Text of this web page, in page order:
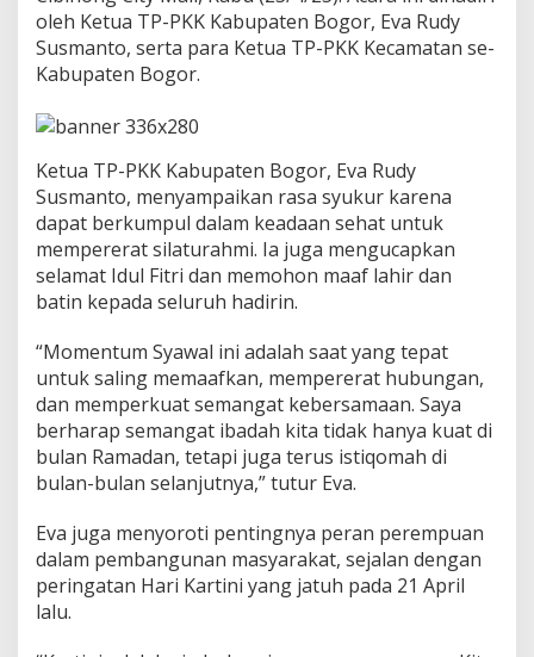
i
l
h
m
i
d
a
n
K
o
a
r
k
a
n
S
e
a
n
g
a
oleh Ketua TP-PKK Kabupaten Bogor, Eva Rudy
Susmanto, serta para Ketua TP-PKK Kecamatan se-
Kabupaten Bogor.
Ketua TP-PKK Kabupaten Bogor, Eva Rudy
Susmanto, menyampaikan rasa syukur karena
dapat berkumpul dalam keadaan sehat untuk
mempererat silaturahmi. Ia juga mengucapkan
selamat Idul Fitri dan memohon maaf lahir dan
batin kepada seluruh hadirin.
“Momentum Syawal ini adalah saat yang tepat
untuk saling memaafkan, mempererat hubungan,
dan memperkuat semangat kebersamaan. Saya
berharap semangat ibadah kita tidak hanya kuat di
bulan Ramadan, tetapi juga terus istiqomah di
bulan-bulan selanjutnya,” tutur Eva.
Eva juga menyoroti pentingnya peran perempuan
dalam pembangunan masyarakat, sejalan dengan
peringatan Hari Kartini yang jatuh pada 21 April
lalu.